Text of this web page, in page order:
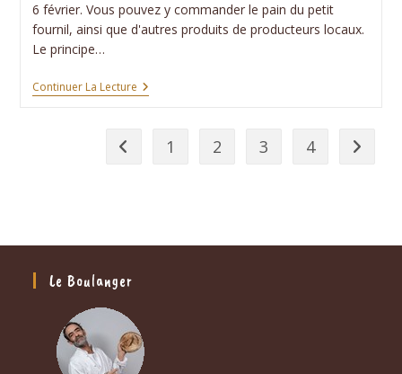
6 février. Vous pouvez y commander le pain du petit
fournil, ainsi que d'autres produits de producteurs locaux.
Le principe…
Continuer La LectureL’EPI
De
Châtel
Go to the previous page
1 2 3 4 Aller à
Le Boulanger